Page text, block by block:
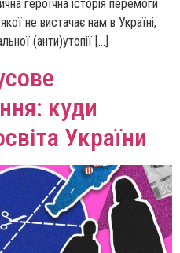
героїчна історія перемоги
не вистачає нам в Україні,
(анти)утопії […]
куди
України